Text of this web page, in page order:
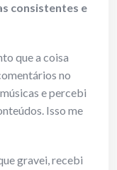
consistentes e
que a coisa
no
e percebi
Isso me
gravei, recebi